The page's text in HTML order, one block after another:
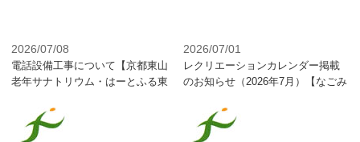
2026/07/08
電話設備工事について【京都東山
老年サナトリウム・はーとふる東
2026/07/01
レクリエーションカレンダー掲載
のお知らせ（2026年7月）【なごみ